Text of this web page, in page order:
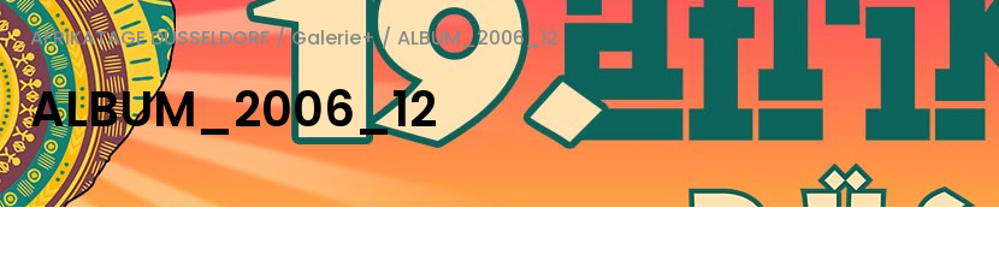
AFRIKATAGE DÜSSELDORF / Galerie+ / ALBUM_2006_12
ALBUM_2006_12